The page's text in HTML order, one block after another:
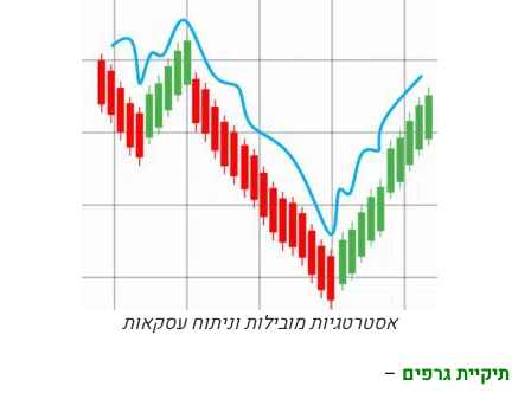
אסטרטגיות מובילות וניתוח עסקאות
תיקיית גרפים –